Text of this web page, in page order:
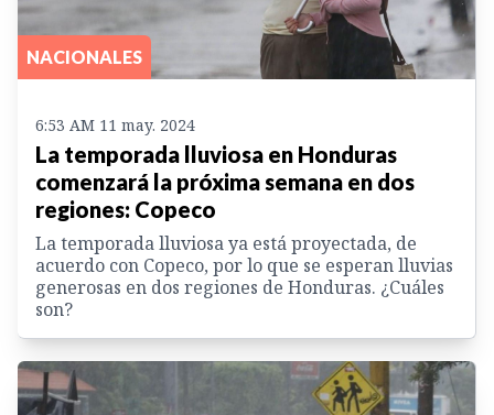
NACIONALES
6:53 AM 11 may. 2024
La temporada lluviosa en Honduras
comenzará la próxima semana en dos
regiones: Copeco
La temporada lluviosa ya está proyectada, de
acuerdo con Copeco, por lo que se esperan lluvias
generosas en dos regiones de Honduras. ¿Cuáles
son?